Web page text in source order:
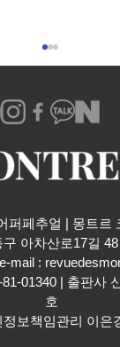
널 헤리티지의
퍼페추얼 | 몽트르
아차산로17길 48
mail :
01340 | 출판사
호
정보책임관리 이은